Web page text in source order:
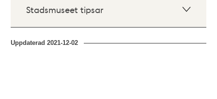
Stadsmuseet tipsar
Uppdaterad2021-12-02